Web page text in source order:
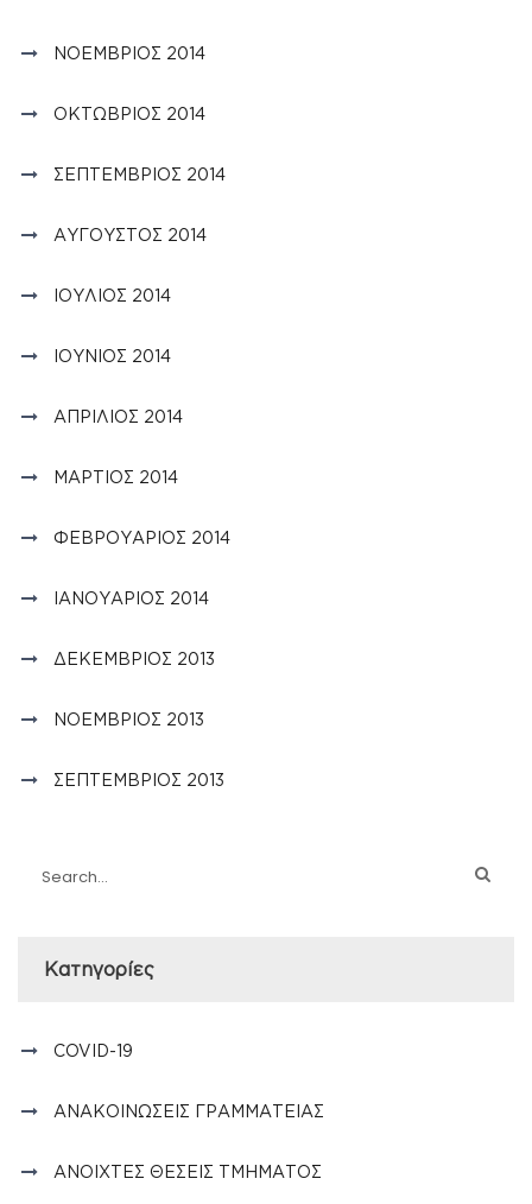
ΝΟΈΜΒΡΙΟΣ 2014
ΟΚΤΏΒΡΙΟΣ 2014
ΣΕΠΤΈΜΒΡΙΟΣ 2014
ΑΎΓΟΥΣΤΟΣ 2014
ΙΟΎΛΙΟΣ 2014
ΙΟΎΝΙΟΣ 2014
ΑΠΡΊΛΙΟΣ 2014
ΜΆΡΤΙΟΣ 2014
ΦΕΒΡΟΥΆΡΙΟΣ 2014
ΙΑΝΟΥΆΡΙΟΣ 2014
ΔΕΚΈΜΒΡΙΟΣ 2013
ΝΟΈΜΒΡΙΟΣ 2013
ΣΕΠΤΈΜΒΡΙΟΣ 2013
Kατηγορίες
COVID-19
ΑΝΑΚΟΙΝΏΣΕΙΣ ΓΡΑΜΜΑΤΕΊΑΣ
ΑΝΟΙΧΤΈΣ ΘΈΣΕΙΣ ΤΜΉΜΑΤΟΣ